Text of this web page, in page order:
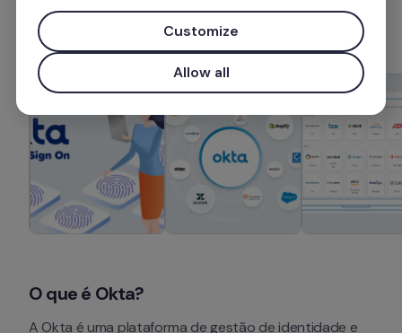
Mais informações
O que é Okta?
A Okta é uma plataforma de gestão de identidade e
Customize
Allow all